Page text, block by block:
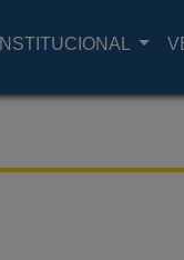
INSTITUCIONAL